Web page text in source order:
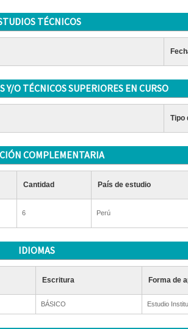
TÉCNICOS
Y/O TÉCNICOS SUPERIORES EN CURSO
Tipo
COMPLEMENTARIA
Cantidad País de estudio
6 Perú
IDIOMAS
Escritura Forma de
BÁSICO Estudio